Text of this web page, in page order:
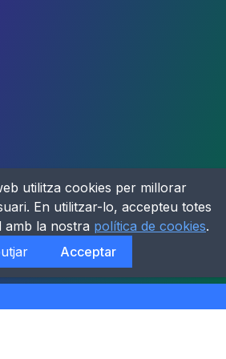
utilitza cookies per millorar
En utilitzar-lo, accepteu totes
amb la nostra política de cookies.
Acceptar